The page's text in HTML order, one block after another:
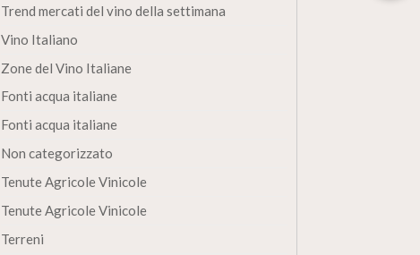
Trend mercati del vino della settimana
Vino Italiano
Zone del Vino Italiane
Fonti acqua italiane
Fonti acqua italiane
Non categorizzato
Tenute Agricole Vinicole
Tenute Agricole Vinicole
Terreni